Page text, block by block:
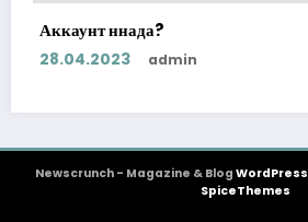
Аккаунт ннада?
28.04.2023 admin
Newscrunch - Magazine & Blog WordPress
SpiceThemes